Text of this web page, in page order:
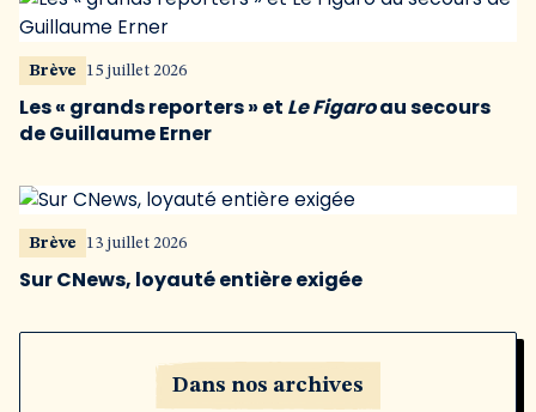
Brève 15 juillet 2026
Les « grands reporters » et Le Figaroau secours
de Guillaume Erner
Brève 13 juillet 2026
Sur CNews, loyauté entière exigée
Dans nos archives